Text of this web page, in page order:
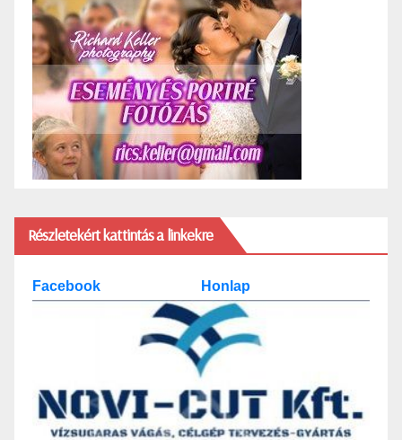
Részletekért kattintás a linkekre
Facebook Honlap